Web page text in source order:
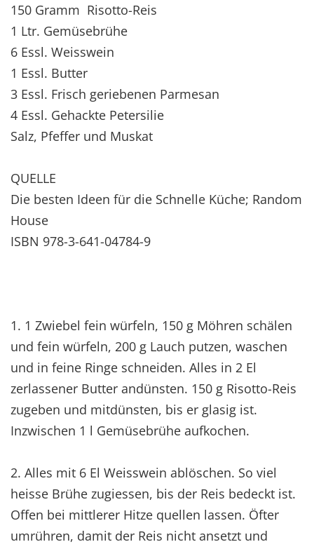
150 Gramm Risotto-Reis
1 Ltr. Gemüsebrühe
6 Essl. Weisswein
1 Essl. Butter
3 Essl. Frisch geriebenen Parmesan
4 Essl. Gehackte Petersilie
Salz, Pfeffer und Muskat
QUELLE
Die besten Ideen für die Schnelle Küche; Random
House
ISBN 978-3-641-04784-9
1. 1 Zwiebel fein würfeln, 150 g Möhren schälen
und fein würfeln, 200 g Lauch putzen, waschen
und in feine Ringe schneiden. Alles in 2 El
zerlassener Butter andünsten. 150 g Risotto-Reis
zugeben und mitdünsten, bis er glasig ist.
Inzwischen 1 l Gemüsebrühe aufkochen.
2. Alles mit 6 El Weisswein ablöschen. So viel
heisse Brühe zugiessen, bis der Reis bedeckt ist.
Offen bei mittlerer Hitze quellen lassen. Öfter
umrühren, damit der Reis nicht ansetzt und